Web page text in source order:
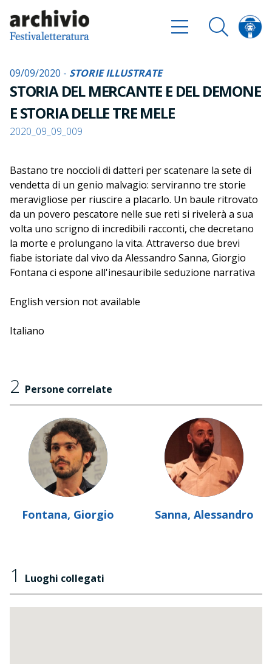
09/09/2020 - STORIE ILLUSTRATE
STORIA DEL MERCANTE E DEL DEMONE
E STORIA DELLE TRE MELE
2020_09_09_009
Bastano tre noccioli di datteri per scatenare la sete di
vendetta di un genio malvagio: serviranno tre storie
meravigliose per riuscire a placarlo. Un baule ritrovato
da un povero pescatore nelle sue reti si rivelerà a sua
volta uno scrigno di incredibili racconti, che decretano
la morte e prolungano la vita. Attraverso due brevi
fiabe istoriate dal vivo da Alessandro Sanna, Giorgio
Fontana ci espone all'inesauribile seduzione narrativa
In collaborazione con Fondazione Palazzo Te.
English version not available
Italiano
2 Persone correlate
Fontana, Giorgio Sanna, Alessandro
1 Luoghi collegati